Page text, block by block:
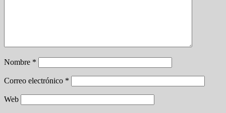
Nombre *
Correo electrónico *
Web